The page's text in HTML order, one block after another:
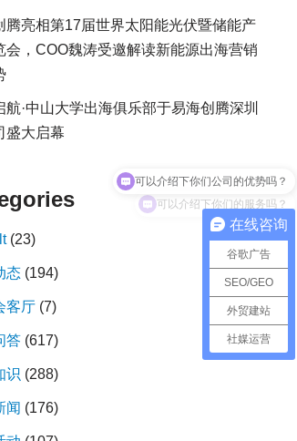
腾亮相第17届世界太阳能光伏暨储能产
会，COO魏涛受邀解读新能源出海营销
航·中山大学出海俱乐部于易海创腾深圳
盛大启幕
(23)
态 (194)
客厅 (7)
答 (617)
识 (288)
闻 (176)
在线咨询
谷歌广告
SEO/GEO
外贸建站
社媒运营